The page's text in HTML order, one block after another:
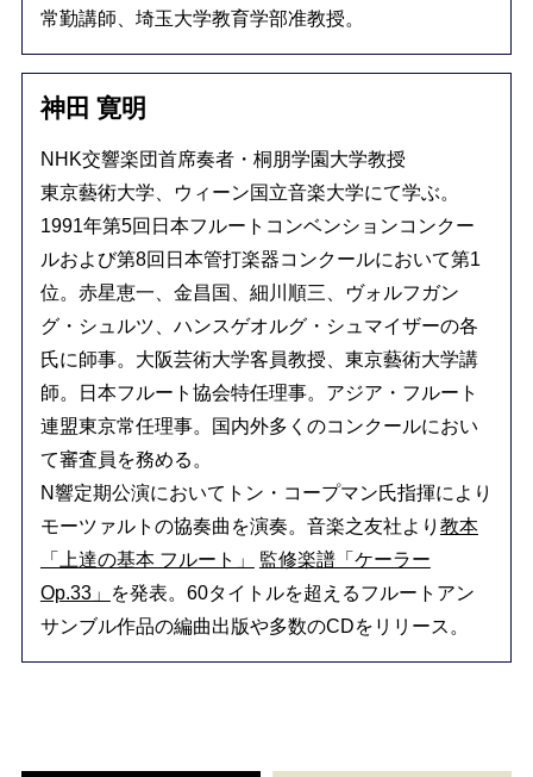
常勤講師、埼玉大学教育学部准教授。
神田 寛明
NHK交響楽団首席奏者・桐朋学園大学教授
東京藝術大学、ウィーン国立音楽大学にて学ぶ。
1991年第5回日本フルートコンベンションコンクー
ルおよび第8回日本管打楽器コンクールにおいて第1
位。赤星恵一、金昌国、細川順三、ヴォルフガン
グ・シュルツ、ハンスゲオルグ・シュマイザーの各
氏に師事。大阪芸術大学客員教授、東京藝術大学講
師。日本フルート協会特任理事。アジア・フルート
連盟東京常任理事。国内外多くのコンクールにおい
て審査員を務める。
N響定期公演においてトン・コープマン氏指揮により
モーツァルトの協奏曲を演奏。音楽之友社より 教本
「上達の基本 フルート」
監修楽譜「ケーラー
Op.33」
を発表。60タイトルを超えるフルートアン
サンブル作品の編曲出版や多数のCDをリリース。